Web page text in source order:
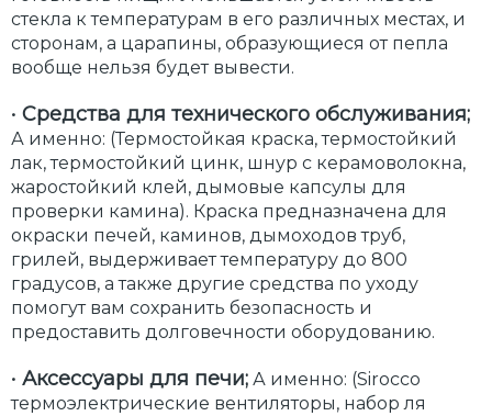
стекла к температурам в его различных местах, и
сторонам, а царапины, образующиеся от пепла
вообще нельзя будет вывести.
• Средства для технического обслуживания;
А именно: (Термостойкая краска, термостойкий
лак, термостойкий цинк, шнур с керамоволокна,
жаростойкий клей, дымовые капсулы для
проверки камина). Краска предназначена для
окраски печей, каминов, дымоходов труб,
грилей, выдерживает температуру до 800
градусов, а также другие средства по уходу
помогут вам сохранить безопасность и
предоставить долговечности оборудованию.
• Аксессуары для печи; А именно: (Sirocco
термоэлектрические вентиляторы, набор ля